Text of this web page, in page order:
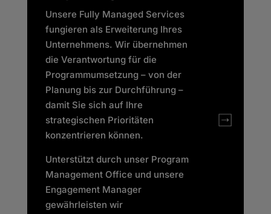
Unsere Fully Managed Services
fungieren als Erweiterung Ihres
Unternehmens. Wir übernehmen
die Verantwortung für die
Programmumsetzung – von der
Planung bis zur Durchführung –
damit Sie sich auf Ihre
strategischen Prioritäten
konzentrieren können.
Unterstützt durch unser Program
Management Office und unsere
Engagement Manager
gewährleisten wir